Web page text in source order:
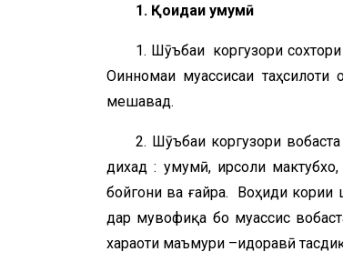
1. Қоидаи умумӣ
1. Шӯъбаи коргузори
Оинномаи муассисаи
мешавад.
2. Шӯъбаи коргузори
дихад : умумӣ, ирсоли
бойгони ва ғайра. Воҳиди кории
дар мувофиқа бо муассис
хараҷоти маъмури –идоравӣ